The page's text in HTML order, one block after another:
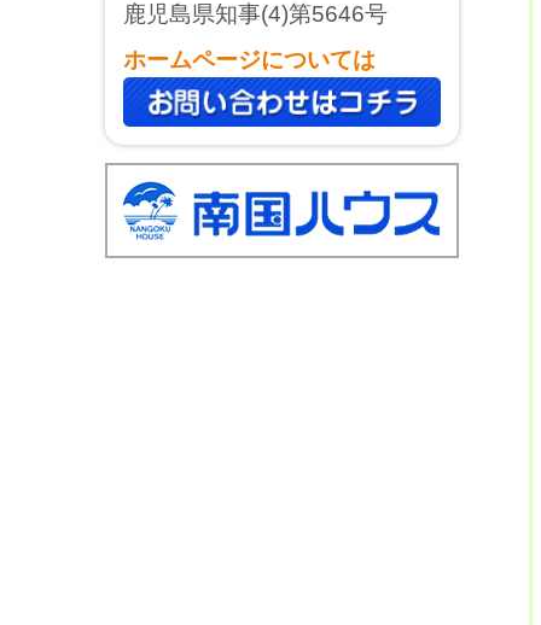
鹿児島県知事(4)第5646号
ホームページについては